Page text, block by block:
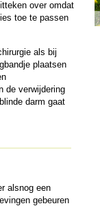
over omdat
toe te passen
als bij
plaatsen
de verwijdering
darm gaat
alsnog een
gebeuren